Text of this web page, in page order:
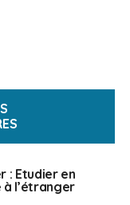
: Etudier en
l’étranger